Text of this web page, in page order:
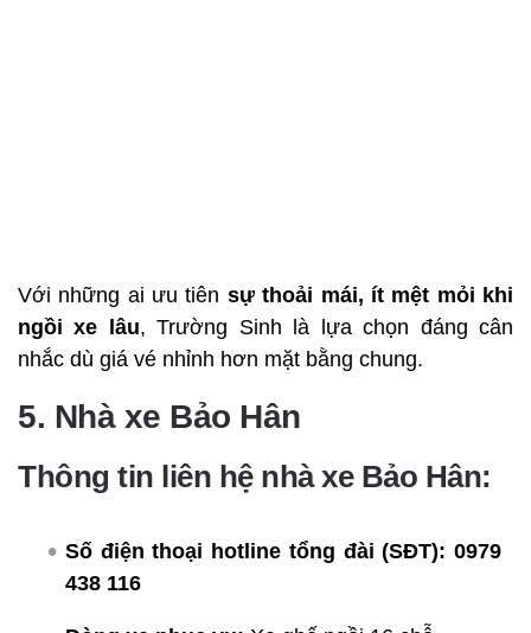
Với những ai ưu tiên sự thoải mái, ít mệt mỏi khi
ngồi xe lâu, Trường Sinh là lựa chọn đáng cân
nhắc dù giá vé nhỉnh hơn mặt bằng chung.
5. Nhà xe Bảo Hân
Thông tin liên hệ nhà xe Bảo Hân:
Số điện thoại hotline tổng đài (SĐT): 0979
438 116